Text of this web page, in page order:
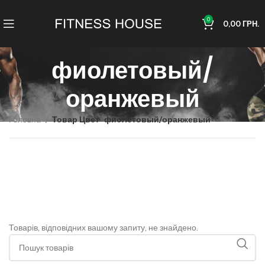
0 0,00ГРН.
фиолетовый/
оранжевый
Головна Товар Цвет фиолетовый/оранжевый
Товарів, відповідних вашому запиту, не знайдено.